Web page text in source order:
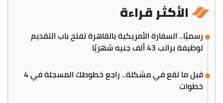
الأكثر قراءة
رسميًا.. السفارة الأمريكية بالقاهرة تفتح باب التقديم
لوظيفة براتب 43 ألف جنيه شهريًا
قبل ما تقع في مشكلة.. راجع خطوطك المسجلة في 4
خطوات